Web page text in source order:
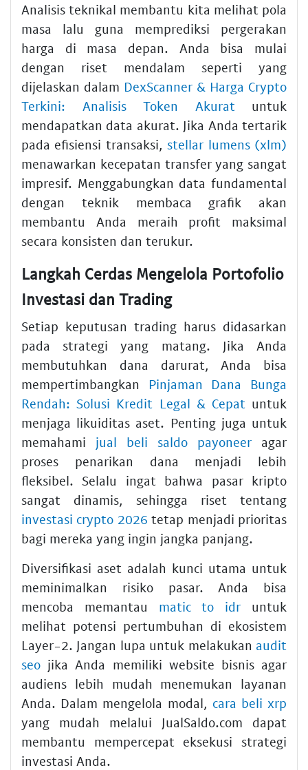
Analisis teknikal membantu kita melihat pola
masa lalu guna memprediksi pergerakan
harga di masa depan. Anda bisa mulai
dengan riset mendalam seperti yang
dijelaskan dalam DexScanner & Harga Crypto
Terkini: Analisis Token Akurat untuk
mendapatkan data akurat. Jika Anda tertarik
pada efisiensi transaksi,stellar lumens (xlm)
menawarkan kecepatan transfer yang sangat
impresif. Menggabungkan data fundamental
dengan teknik membaca grafik akan
membantu Anda meraih profit maksimal
secara konsisten dan terukur.
Langkah Cerdas Mengelola Portofolio
Investasi dan Trading
Setiap keputusan trading harus didasarkan
pada strategi yang matang. Jika Anda
membutuhkan dana darurat, Anda bisa
mempertimbangkan Pinjaman Dana Bunga
Rendah: Solusi Kredit Legal & Cepat untuk
menjaga likuiditas aset. Penting juga untuk
memahami jual beli saldo payoneer agar
proses penarikan dana menjadi lebih
fleksibel. Selalu ingat bahwa pasar kripto
sangat dinamis, sehingga riset tentang
investasi crypto 2026 tetap menjadi prioritas
bagi mereka yang ingin jangka panjang.
Diversifikasi aset adalah kunci utama untuk
meminimalkan risiko pasar. Anda bisa
mencoba memantau matic to idr untuk
melihat potensi pertumbuhan di ekosistem
Layer-2. Jangan lupa untuk melakukan audit
seo jika Anda memiliki website bisnis agar
audiens lebih mudah menemukan layanan
Anda. Dalam mengelola modal, cara beli xrp
yang mudah melalui JualSaldo.com dapat
membantu mempercepat eksekusi strategi
investasi Anda.